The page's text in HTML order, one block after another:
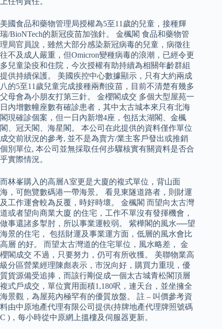
美國食品和藥物管理局授權為5至11歲的兒童，接種輝
瑞/BioNTech的新冠疫苗加強針。 金楓閣 食品和藥物管
理局官員說，雖然大部分感染新冠病毒的兒童，病徵往
往不及成人嚴重，但Omicron變種病毒的浪潮，已經令更
多兒童染疫和住院，今次授權有助持續為相關年齡群組
提供持續保護。 美國疾控中心數據顯示，只有大約兩成
八的5至11歲兒童完成接種兩劑疫苗，目前不清楚有幾多
父母會為小朋友打第三針。 金櫻閣成交 多個大型屋苑一
日內增數幢座數有確診患者，其中太古城本來只有北海
閣現確診個案，但一日內新增4座，包括太湖閣、金楓
閣、冠天閣、海星閣。 本公司在此提供的資料僅作單位
成交前狀況的參考, 並不是為賣方/業主客戶發出或推銷
個別單位, 本公司並無採取任何步驟核實有關資料是否合
乎實際情況。
而林峯購入的高層A室更是大廈的複式單位，背山面
海，可飽覽數碼港一帶海景。 看見東隧道路者，則財運
及工作運會較為反覆，時好時壞。 金楓閣 而望向太古灣
道或者望向商業大廈 的住宅，工作不單沒有發揮機會，
做事還諸多掣肘，所以事業運較弱。 紫樺閣的風水──望
海景的住宅， 包括財運及事業運方面，低層的風水會比
高層 的好。 而望太古灣道的住宅單位，風水略差， 金
櫻閣成交 不過，只要努力，仍可有所收獲。 美聯物業高
級分區營業經理陳彪表示，市況向好，購買力重現，優
質貨源備受追捧，而該行剛促成一個太古城青松閣頂層
複式戶成交，單位實用面積1,180呎，連天台，並坐擁全
海景觀，為屋苑內極罕有的優質放盤。 註 – 叫價參考資
料由中原地產代理有限公司提供(持牌地產代理牌照號碼
C )，每小時從中原網上搵樓及伺服器更新。